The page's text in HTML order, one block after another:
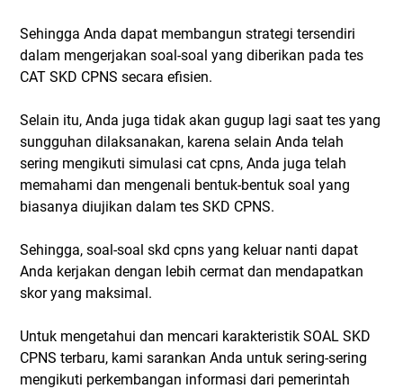
Sehingga Anda dapat membangun strategi tersendiri
dalam mengerjakan soal-soal yang diberikan pada tes
CAT SKD CPNS secara efisien.
Selain itu, Anda juga tidak akan gugup lagi saat tes yang
sungguhan dilaksanakan, karena selain Anda telah
sering mengikuti simulasi cat cpns, Anda juga telah
memahami dan mengenali bentuk-bentuk soal yang
biasanya diujikan dalam tes SKD CPNS.
Sehingga, soal-soal skd cpns yang keluar nanti dapat
Anda kerjakan dengan lebih cermat dan mendapatkan
skor yang maksimal.
Untuk mengetahui dan mencari karakteristik SOAL SKD
CPNS terbaru, kami sarankan Anda untuk sering-sering
mengikuti perkembangan informasi dari pemerintah